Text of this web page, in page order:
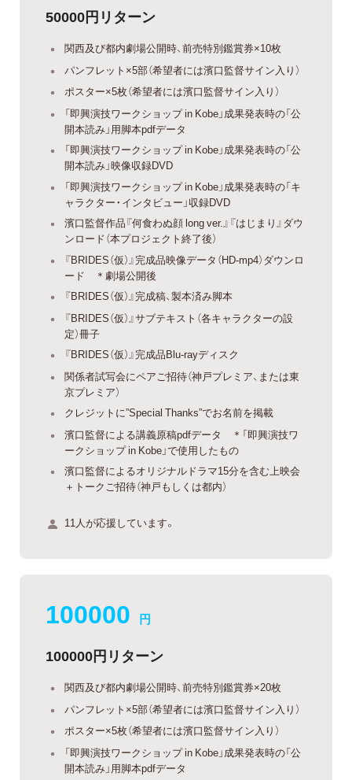
50000円リターン
関西及び都内劇場公開時、前売特別鑑賞券×10枚
パンフレット×5部（希望者には濱口監督サイン入り）
ポスター×5枚（希望者には濱口監督サイン入り）
「即興演技ワークショップ in Kobe」成果発表時の「公
開本読み」用脚本pdfデータ
「即興演技ワークショップ in Kobe」成果発表時の「公
開本読み」映像収録DVD
「即興演技ワークショップ in Kobe」成果発表時の「キ
ャラクター・インタビュー」収録DVD
濱口監督作品『何食わぬ顔 long ver.』『はじまり』ダウ
ンロード（本プロジェクト終了後）
『BRIDES（仮）』完成品映像データ（HD-mp4）ダウンロ
ード ＊劇場公開後
『BRIDES（仮）』完成稿、製本済み脚本
『BRIDES（仮）』サブテキスト（各キャラクターの設
定）冊子
『BRIDES（仮）』完成品Blu-rayディスク
関係者試写会にペアご招待（神戸プレミア、または東
京プレミア）
クレジットに”Special Thanks”でお名前を掲載
濱口監督による講義原稿pdfデータ ＊「即興演技ワ
ークショップ in Kobe」で使用したもの
濱口監督によるオリジナルドラマ15分を含む上映会
＋トークご招待（神戸もしくは都内）
11人が応援しています。
100000 円
100000円リターン
関西及び都内劇場公開時、前売特別鑑賞券×20枚
パンフレット×5部（希望者には濱口監督サイン入り）
ポスター×5枚（希望者には濱口監督サイン入り）
「即興演技ワークショップ in Kobe」成果発表時の「公
開本読み」用脚本pdfデータ